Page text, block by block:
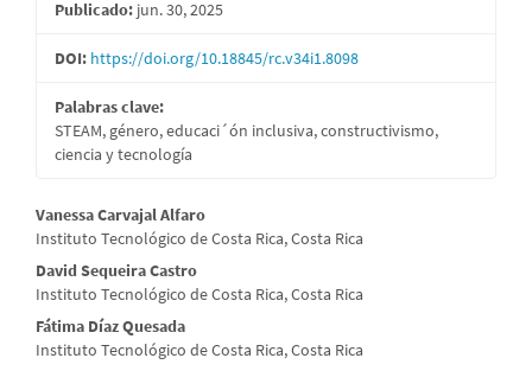
Publicado: jun. 30, 2025
DOI: https://doi.org/10.18845/rc.v34i1.8098
Palabras clave:
STEAM, género, educaci´ón inclusiva, constructivismo,
ciencia y tecnología
Contenido
principal
del
artículo
Vanessa Carvajal Alfaro
Instituto Tecnológico de Costa Rica, Costa Rica
David Sequeira Castro
Instituto Tecnológico de Costa Rica, Costa Rica
Fátima Díaz Quesada
Instituto Tecnológico de Costa Rica, Costa Rica